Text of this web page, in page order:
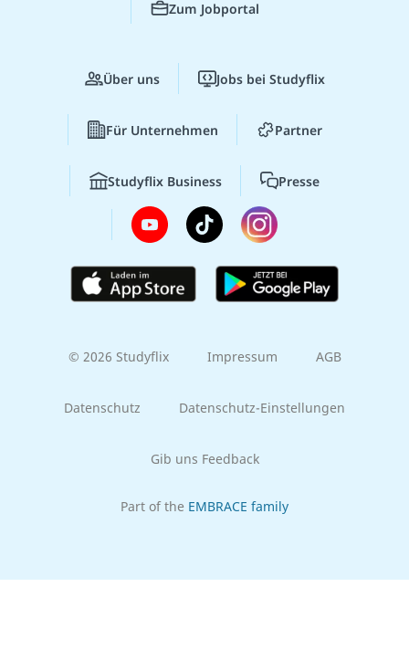
Zum Jobportal
Über uns Jobs bei Studyflix
Für Unternehmen Partner
Studyflix Business Presse
© 2026 Studyflix Impressum AGB
Datenschutz Datenschutz-Einstellungen
Gib uns Feedback
Part of the EMBRACE family